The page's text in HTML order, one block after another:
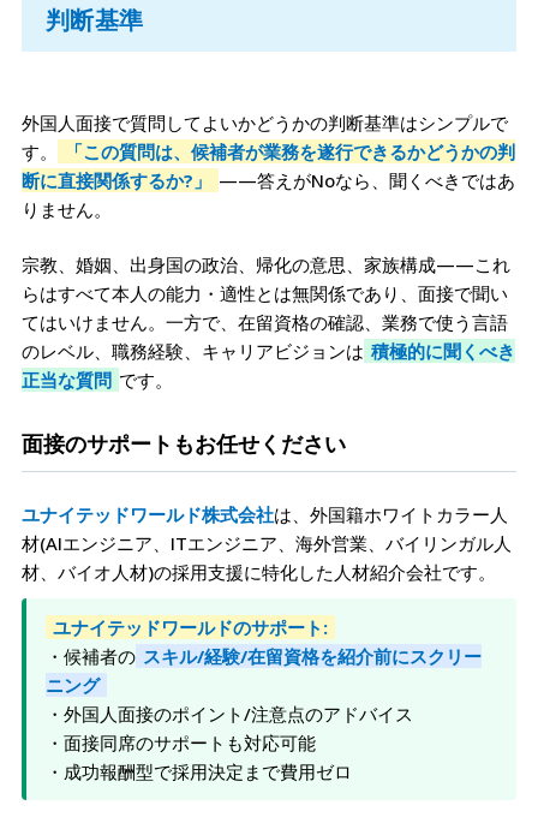
判断基準
外国人面接で質問してよいかどうかの判断基準はシンプルで
す。
「この質問は、候補者が業務を遂行できるかどうかの判
断に直接関係するか?」
——答えがNoなら、聞くべきではあ
りません。
宗教、婚姻、出身国の政治、帰化の意思、家族構成——これ
らはすべて本人の能力・適性とは無関係であり、面接で聞い
てはいけません。一方で、在留資格の確認、業務で使う言語
のレベル、職務経験、キャリアビジョンは 積極的に聞くべき
正当な質問 です。
面接のサポートもお任せください
ユナイテッドワールド株式会社は、外国籍ホワイトカラー人
材(AIエンジニア、ITエンジニア、海外営業、バイリンガル人
材、バイオ人材)の採用支援に特化した人材紹介会社です。
ユナイテッドワールドのサポート:
・候補者の スキル/経験/在留資格を紹介前にスクリー
ニング
・外国人面接のポイント/注意点のアドバイス
・面接同席のサポートも対応可能
・成功報酬型で採用決定まで費用ゼロ